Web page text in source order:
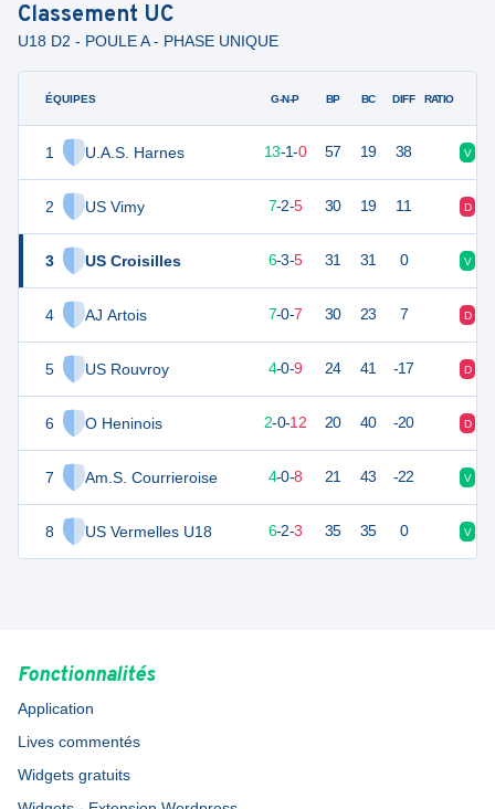
Classement UC
U18 D2 - POULE A - PHASE UNIQUE
ÉQUIPES
1 U.A.S. Harnes
2 US Vimy
3 US Croisilles
4 AJ Artois
5 US Rouvroy
6 O Heninois
7 Am.S. Courrieroise
8 US Vermelles U18
G-N-P BP BC DIFF RATIO
13-1-0 57 19 38 V
7-2-5 30 19 11 D
6-3-5 31 31 0 V
7-0-7 30 23 7 D
4-0-9 24 41 -17 D
2-0-12 20 40 -20 D
6 4-0-8 21 43 -22 V
17 6-2-3 35 35 0 V
Fonctionnalités
Application
Lives commentés
Widgets gratuits